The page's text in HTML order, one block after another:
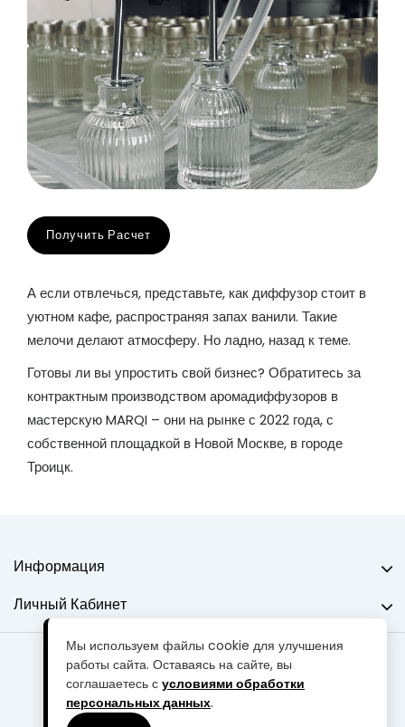
Получить Расчет
А если отвлечься, представьте, как диффузор стоит в
уютном кафе, распространяя запах ванили. Такие
мелочи делают атмосферу. Но ладно, назад к теме.
Готовы ли вы упростить свой бизнес? Обратитесь за
контрактным производством аромадиффузоров в
мастерскую MARQI – они на рынке с 2022 года, с
собственной площадкой в Новой Москве, в городе
Троицк.
Информация
Личный Кабинет
Мастерская "MARQI" © 2013-2026
Акции
Партнерская программа
Мы используем файлы cookie для улучшения
работы сайта. Оставаясь на сайте, вы
соглашаетесь с условиями обработки
персональных данных.